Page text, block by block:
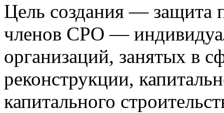
Цель создания — защита
членов СРО —
организаций, занятых в
реконструкции,
капитального